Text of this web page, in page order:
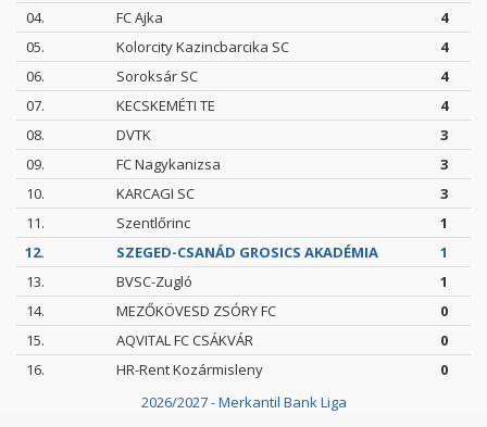
2026/2027 - Merkantil Bank Liga
04.
FC Ajka
4
05.
Kolorcity Kazincbarcika SC
4
06.
Soroksár SC
4
07.
KECSKEMÉTI TE
4
08.
DVTK
3
09.
FC Nagykanizsa
3
10.
KARCAGI SC
3
11.
Szentlőrinc
1
12.
SZEGED-CSANÁD GROSICS AKADÉMIA
1
13.
BVSC-Zugló
1
14.
MEZŐKÖVESD ZSÓRY FC
0
15.
AQVITAL FC CSÁKVÁR
0
16.
HR-Rent Kozármisleny 0